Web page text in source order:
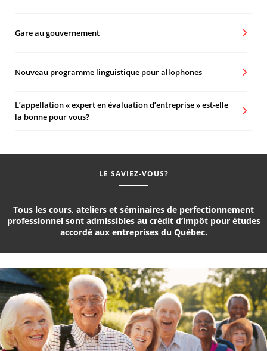
Gare au gouvernement
Nouveau programme linguistique pour allophones
L’appellation « expert en évaluation d’entreprise » est-elle
la bonne pour vous?
LE SAVIEZ-VOUS?
Tous les cours, ateliers et séminaires de perfectionnement
professionnel sont admissibles au crédit d’impôt pour études
accordé aux entreprises du Québec.